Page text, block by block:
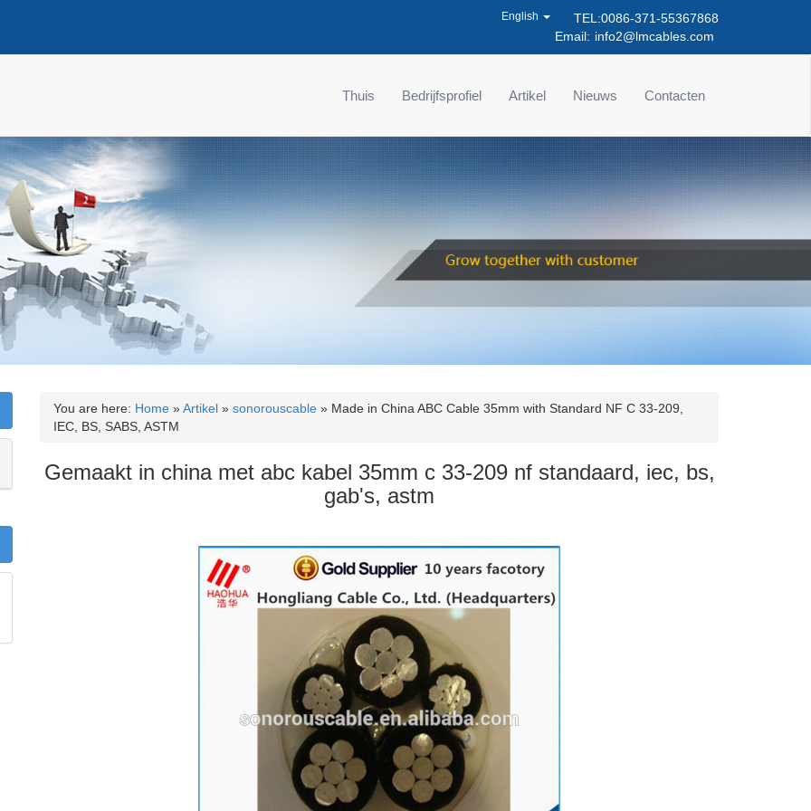
TEL:0086-371-55367868
Email: info2@lmcables.com
English
Thuis Bedrijfsprofiel Artikel Nieuws Contacten
You are here: Home »Artikel » sonorouscable » Made in China ABC Cable 35mm with Standard NF C 33-209,
IEC, BS, SABS, ASTM
Gemaakt in china met abc kabel 35mm c 33-209 nf standaard, iec, bs,
gab's, astm